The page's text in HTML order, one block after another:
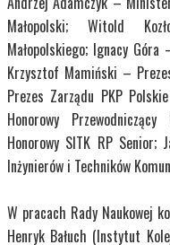
Małopolski; Witold
Małopolskiego; Ignacy
Krzysztof Mamiński –
Prezes Zarządu PKP
Honorowy
Honorowy SITK RP Senior;
Inżynierów i Techników
W pracach Rady Naukowej
Henryk Bałuch (Instytut